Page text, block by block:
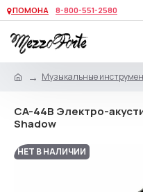
ПОМОНА 8-800-551-2580
Музыкальные
CA-44B Электро-
Shadow
НЕТ В НАЛИЧИИ